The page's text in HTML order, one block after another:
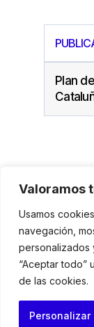
Valoramos
Usamos
navegación,
personalizados
“Aceptar todo”
de las cookies.
Personalizar
Plan
C. Avinyó
119 03 72|
© Institut de
Aviso legal|